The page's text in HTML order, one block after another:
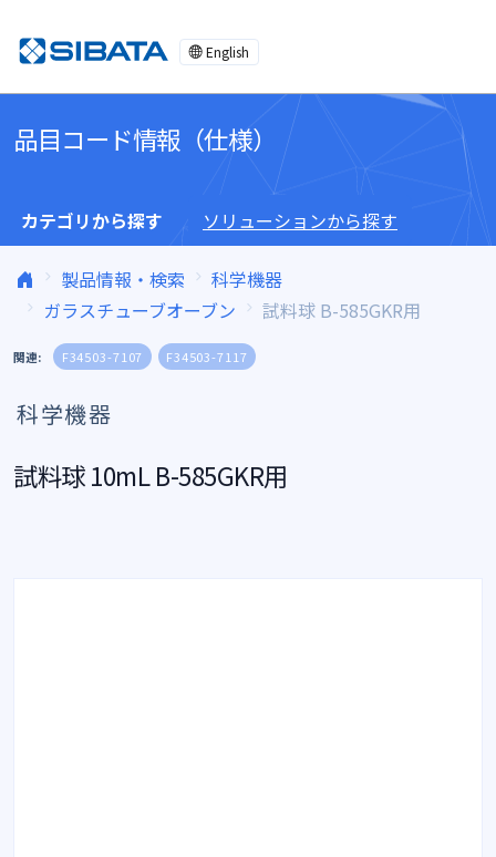
English
品目コード情報（仕様）
カテゴリから探す ソリューションから探す
製品情報・検索
科学機器
ガラスチューブオーブン
試料球 B-585GKR用
関連: F34503-7107 F34503-7117
科学機器
試料球 10mL B-585GKR用